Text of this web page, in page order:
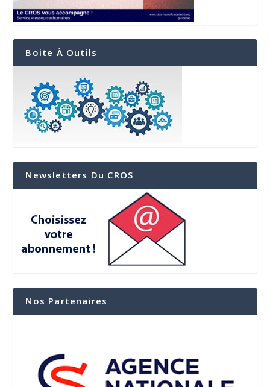
Boite À Outils
Newsletters Du CROS
Nos Partenaires